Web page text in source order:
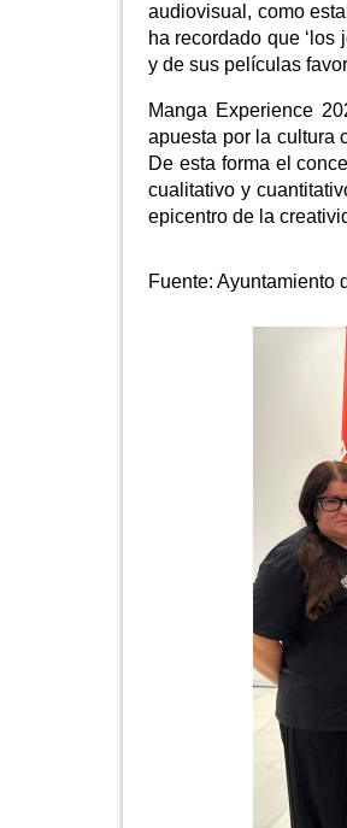
audiovisual, como
ha recordado que
y de sus películas
Manga Experience
apuesta por la cultura
De esta forma el
cualitativo y
epicentro de la
Fuente: Ayuntamiento